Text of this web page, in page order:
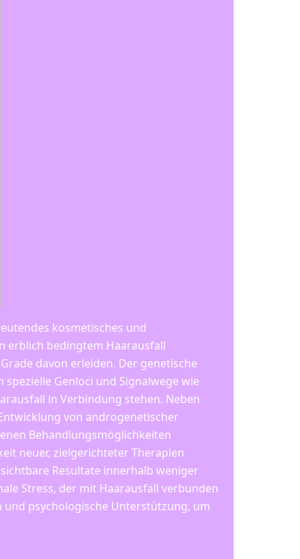
kosmetisches und
erblich bedingtem Haarausfall
davon erleiden. Der genetische
Genloci und Signalwege wie
in Verbindung stehen. Neben
von androgenetischer
Behandlungsmöglichkeiten
neuer, zielgerichteter Therapien
Resultate innerhalb weniger
Stress, der mit Haarausfall verbunden
psychologische Unterstützung, um